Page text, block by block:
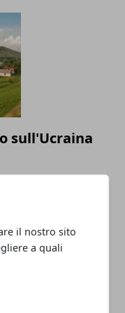
il nostro sito
a quali
sull'Ucraina